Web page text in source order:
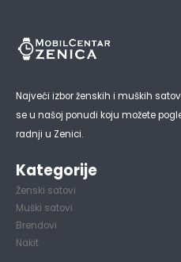
Najveći izbor ženskih i muških
se u našoj ponudi koju možete
radnji u Zenici.
Kategorije
Ženski satovi
Muški satovi
Brendovi
Nakit